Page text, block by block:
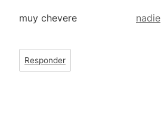
nadie
muy chevere
Responder